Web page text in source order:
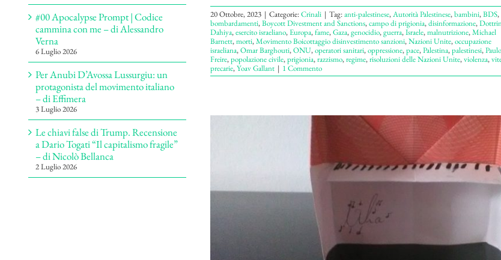
20 Ottobre, 2023 | Categorie:Crinali | Tag:anti-palestinese,Autorità Palestinese,bambini,BDS,
bombardamenti,Boycott Divestment and Sanctions,campo di prigionia,disinformazione,
Dahiya,esercito israeliano,Europa,fame,Gaza,genocidio,guerra,Israele,malnutrizione,Michael
Barnett,morti,Movimento Boicottaggio disinvestimento sanzioni,Nazioni Unite,occupazione
israeliana,Omar Barghouti,ONU,operatori sanitari,oppressione,pace,Palestina,palestinesi,Paulo
Freire,popolazione civile,prigionia,razzismo,regime,risoluzioni delle Nazioni Unite,violenza,
precarie,Yoav Gallant | 1 Commento
#00 Apocalypse Prompt | Codice
cammina con me – di Alessandro
Verna
6 Luglio 2026
Per Anubi D’Avossa Lussurgiu: un
protagonista del movimento italiano
– di Effimera
3 Luglio 2026
Le chiavi false di Trump. Recensione
a Dario Togati “Il capitalismo fragile”
– di Nicolò Bellanca
2 Luglio 2026